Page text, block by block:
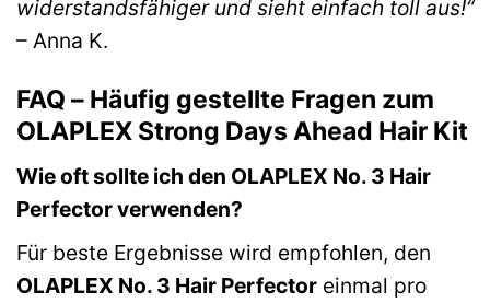
widerstandsfähiger und sieht einfach toll aus!“
– Anna K.
FAQ – Häufig gestellte Fragen zum
OLAPLEX Strong Days Ahead Hair Kit
Wie oft sollte ich den OLAPLEX No. 3 Hair
Perfector verwenden?
Für beste Ergebnisse wird empfohlen, den
OLAPLEX No. 3 Hair Perfector einmal pro